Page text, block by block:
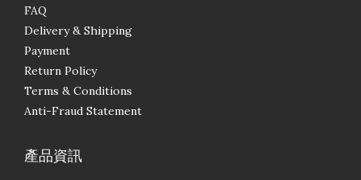
FAQ
Delivery & Shipping
Payment
Return Policy
Terms & Conditions
Anti-Fraud Statement
產品資訊